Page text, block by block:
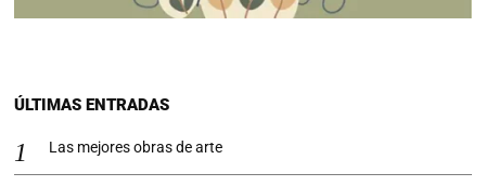
ÚLTIMAS ENTRADAS
Las mejores obras de arte